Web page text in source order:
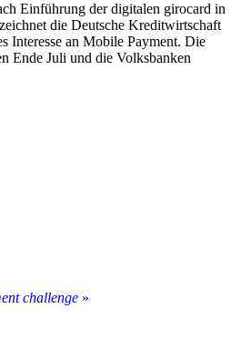
Einführung der digitalen girocard in
die Deutsche Kreditwirtschaft
Interesse an Mobile Payment. Die
Ende Juli und die Volksbanken
challenge »